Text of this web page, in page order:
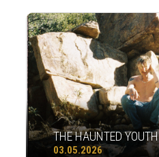
THE HAUNTED YOUTH
03.05.2026